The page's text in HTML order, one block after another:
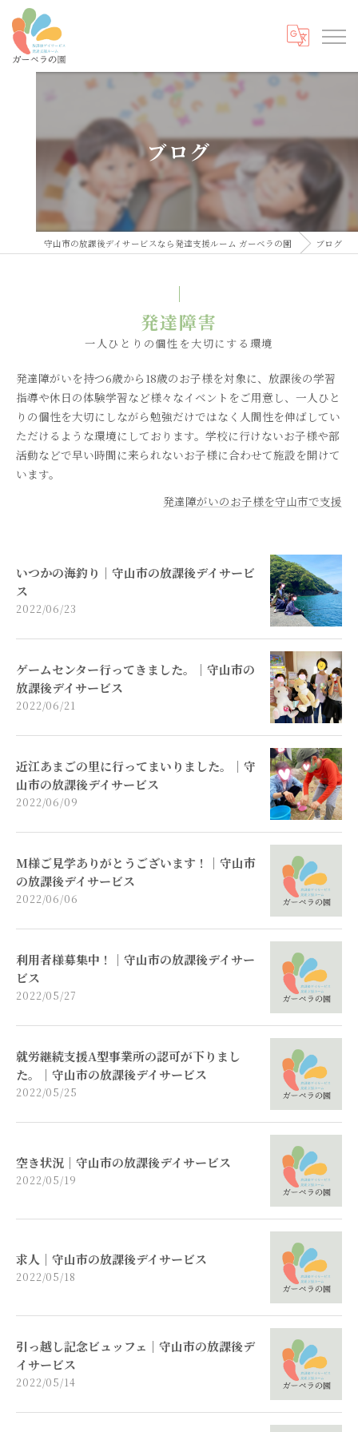
ブログ
守山市の放課後デイサービスなら発達支援ルーム ガーベラの園 ブログ
発達障害
一人ひとりの個性を大切にする環境
発達障がいを持つ6歳から18歳のお子様を対象に、放課後の学習
指導や休日の体験学習など様々なイベントをご用意し、一人ひと
りの個性を大切にしながら勉強だけではなく人間性を伸ばしてい
ただけるような環境にしております。学校に行けないお子様や部
活動などで早い時間に来られないお子様に合わせて施設を開けて
います。
発達障がいのお子様を守山市で支援
いつかの海釣り｜守山市の放課後デイサービ
ス
2022/06/23
ゲームセンター行ってきました。｜守山市の
放課後デイサービス
2022/06/21
近江あまごの里に行ってまいりました。｜守
山市の放課後デイサービス
2022/06/09
M様ご見学ありがとうございます！｜守山市
の放課後デイサービス
2022/06/06
利用者様募集中！｜守山市の放課後デイサー
ビス
2022/05/27
就労継続支援A型事業所の認可が下りまし
た。｜守山市の放課後デイサービス
2022/05/25
空き状況｜守山市の放課後デイサービス
2022/05/19
求人｜守山市の放課後デイサービス
2022/05/18
引っ越し記念ビュッフェ｜守山市の放課後デ
イサービス
2022/05/14